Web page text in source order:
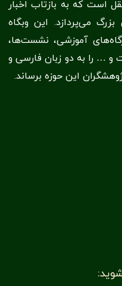
است که به بازتاب اخبار
می‌پردازد. این وبگاه
آموزشی، نشست‌ها،
و … را به دو زبان فارسی و
این حوزه برساند.